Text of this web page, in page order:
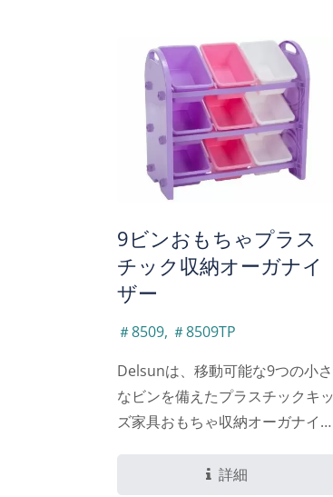
9ビンおもちゃプラス
チック収納オーガナイ
ザー
＃8509, ＃8509TP
Delsunは、移動可能な9つの小さ
なビンを備えたプラスチックキッ
ズ家具おもちゃ収納オーガナイザ
れた散らかりのないプレイルーム
詳細